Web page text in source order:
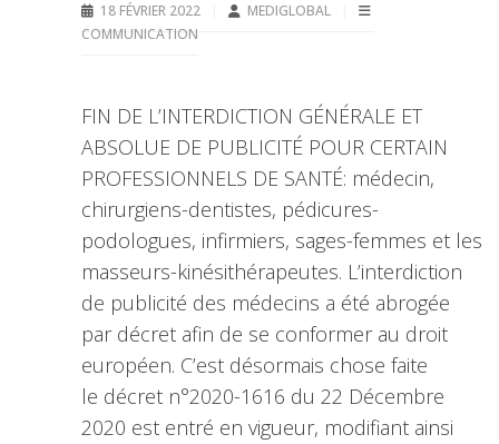
18 FÉVRIER 2022
MEDIGLOBAL
COMMUNICATION
FIN DE L’INTERDICTION GÉNÉRALE ET
ABSOLUE DE PUBLICITÉ POUR CERTAIN
PROFESSIONNELS DE SANTÉ: médecin,
chirurgiens-dentistes, pédicures-
podologues, infirmiers, sages-femmes et les
masseurs-kinésithérapeutes. L’interdiction
de publicité des médecins a été abrogée
par décret afin de se conformer au droit
européen. C’est désormais chose faite
le décret n°2020-1616 du 22 Décembre
2020 est entré en vigueur, modifiant ainsi